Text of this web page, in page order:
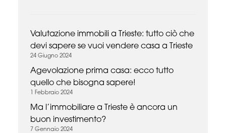
Valutazione immobili a Trieste: tutto ciò che
devi sapere se vuoi vendere casa a Trieste
24 Giugno 2024
Agevolazione prima casa: ecco tutto
quello che bisogna sapere!
1 Febbraio 2024
Ma l’immobiliare a Trieste è ancora un
buon investimento?
7 Gennaio 2024